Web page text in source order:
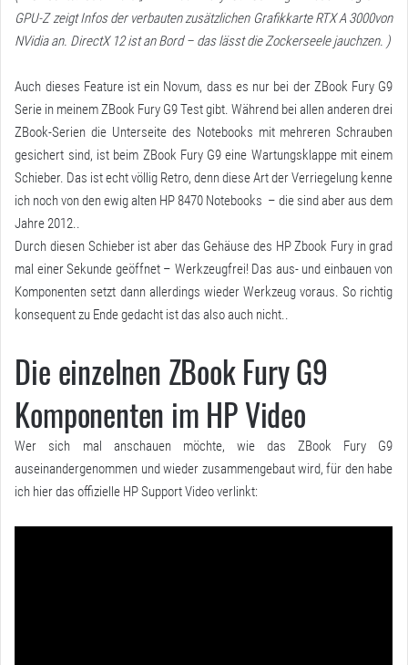
GPU-Z zeigt Infos der verbauten zusätzlichen Grafikkarte RTX A 3000von
NVidia an. DirectX 12 ist an Bord – das lässt die Zockerseele jauchzen. )
Auch dieses Feature ist ein Novum, dass es nur bei der ZBook Fury G9
Serie in meinem ZBook Fury G9 Test gibt. Während bei allen anderen drei
ZBook-Serien die Unterseite des Notebooks mit mehreren Schrauben
gesichert sind, ist beim ZBook Fury G9 eine Wartungsklappe mit einem
Schieber. Das ist echt völlig Retro, denn diese Art der Verriegelung kenne
ich noch von den ewig alten HP 8470 Notebooks – die sind aber aus dem
Jahre 2012..
Durch diesen Schieber ist aber das Gehäuse des HP Zbook Fury in grad
mal einer Sekunde geöffnet – Werkzeugfrei! Das aus- und einbauen von
Komponenten setzt dann allerdings wieder Werkzeug voraus. So richtig
konsequent zu Ende gedacht ist das also auch nicht..
Die einzelnen ZBook Fury G9
Komponenten im HP Video
Wer sich mal anschauen möchte, wie das ZBook Fury G9
auseinandergenommen und wieder zusammengebaut wird, für den habe
ich hier das offizielle HP Support Video verlinkt: